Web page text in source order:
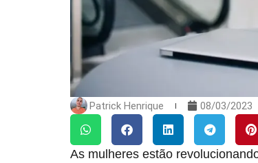
Patrick Henrique 08/03/2023
As mulheres estão